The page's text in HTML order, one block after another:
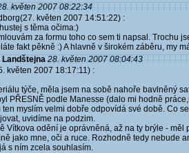
květen 2007 08:22:34
květen 2007 14:51:22) :
s těma očima:)
za formu toho co sem ti napsal. Trochu
fakt pěkně :) A hlavně v širokém záběru, my
Landštejna 28. květen 2007 08:04:43
květen 2007 18:17:11) :
týče, měla jsem na sobě nahoře bavlněný
PŘESNĚ podle Manesse (dalo mi hodně
ten myslím velmi dobře odpovídá své době. Co
uvidíme na podzim.
Vítkova odění je oprávněná, až na ty brýle -
jako mne, oči a ruce. Rozhodně tedy nebude
s ním zcela souhlasím.